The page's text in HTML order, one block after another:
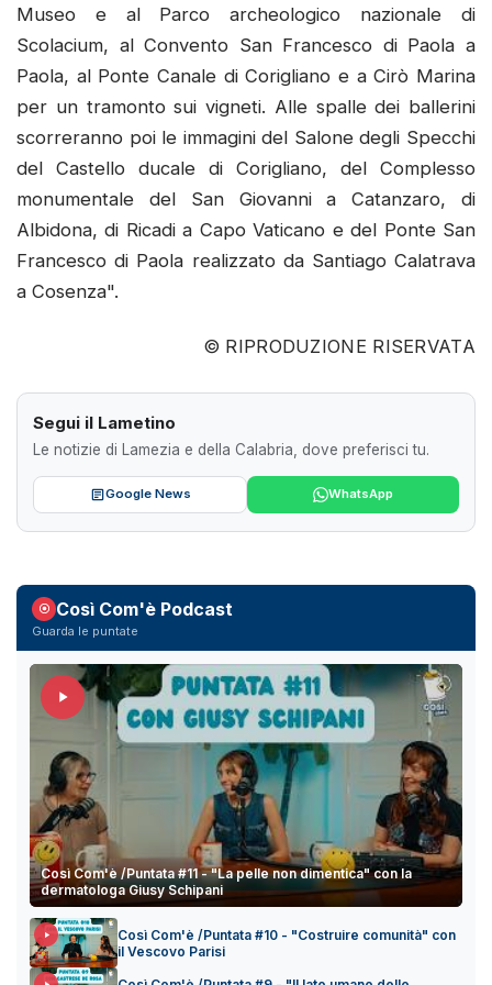
Museo e al Parco archeologico nazionale di
Scolacium, al Convento San Francesco di Paola a
Paola, al Ponte Canale di Corigliano e a Cirò Marina
per un tramonto sui vigneti. Alle spalle dei ballerini
scorreranno poi le immagini del Salone degli Specchi
del Castello ducale di Corigliano, del Complesso
monumentale del San Giovanni a Catanzaro, di
Albidona, di Ricadi a Capo Vaticano e del Ponte San
Francesco di Paola realizzato da Santiago Calatrava
a Cosenza".
© RIPRODUZIONE RISERVATA
Segui il Lametino
Le notizie di Lamezia e della Calabria, dove preferisci tu.
Google News WhatsApp
Così Com'è Podcast
Guarda le puntate
Così Com'è /Puntata #11 - "La pelle non dimentica" con la
dermatologa Giusy Schipani
Così Com'è /Puntata #10 - "Costruire comunità" con
il Vescovo Parisi